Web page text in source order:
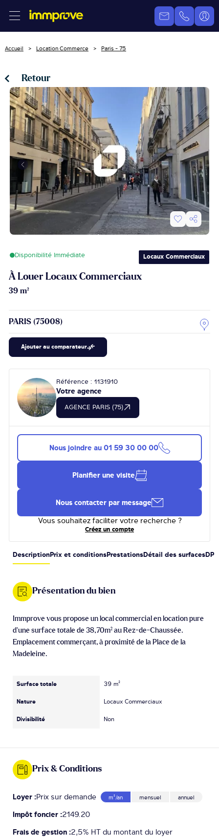
Accueil Location Commerce Paris - 75
Retour
Disponibilité Immédiate Locaux Commerciaux
À Louer Locaux Commerciaux
39 m²
PARIS (75008)
Ajouter au comparateur
Référence : 1131910
Votre agence
AGENCE PARIS (75)
Nous joindre au 01 59 30 00 00
Planifier une visite
Nous contacter par message
Vous souhaitez faciliter votre recherche ?
Créez un compte
Description Prix et conditions Prestations Détail des surfaces DPE
Présentation du bien
Immprove vous propose un local commercial en location pure
d’une surface totale de 38,70m² au Rez-de-Chaussée.
Emplacement commerçant, à proximité de la Place de la
Madeleine.
Surface totale
Nature
Divisibilité
39 m²
Locaux Commerciaux
Non
Prix & Conditions
Loyer :Prix sur demande m²/an mensuel annuel
Impôt foncier :2149.20
Frais de gestion :2,5% HT du montant du loyer